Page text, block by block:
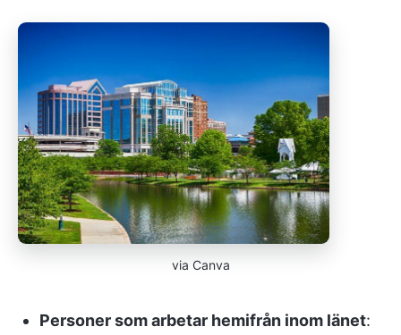
via Canva
Personer som arbetar hemifrån inom länet: